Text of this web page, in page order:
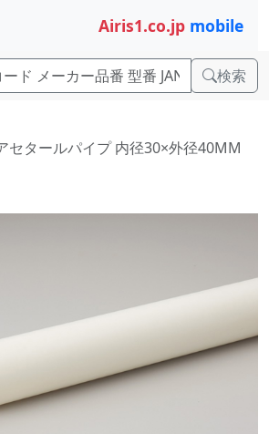
Airis1.co.jp mobile
検索
セタールパイプ 内径30×外径40MM